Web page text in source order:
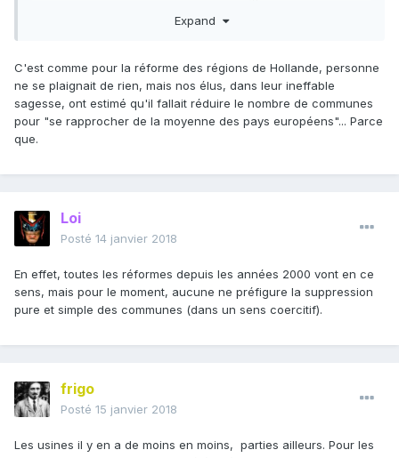
obligatoire pour les communes l'adhésion à une
https://fr.wikipedia.org/wiki/Intercommunalité_en_France#20
04_:_loi_relative_aux_libertés_et_responsabilités_locales
Expand
C'est comme pour la réforme des régions de Hollande, personne
ne se plaignait de rien, mais nos élus, dans leur ineffable
sagesse, ont estimé qu'il fallait réduire le nombre de communes
pour "se rapprocher de la moyenne des pays européens"... Parce
que.
Loi
Posté 14 janvier 2018
En effet, toutes les réformes depuis les années 2000 vont en ce
sens, mais pour le moment, aucune ne préfigure la suppression
pure et simple des communes (dans un sens coercitif).
frigo
Posté 15 janvier 2018
Les usines il y en a de moins en moins, parties ailleurs. Pour les